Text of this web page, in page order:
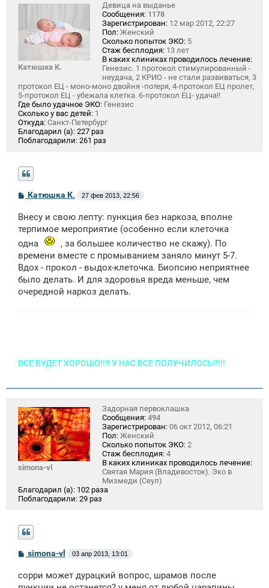
Катюшка К.
Девица на выданье
Сообщения: 1178
Зарегистрирован: 12 мар 2012, 22:27
Пол: Женский
Сколько попыток ЭКО: 5
Стаж бесплодия: 13 лет
В каких клиниках проводилось лечение:
Генезис. 1 протокол стимулированный -
неудача, 2 КРИО - не стали развиваться, 3
протокол ЕЦ - моно-моно двойня -потеря, 4-протокол ЕЦ пролет,
5-протокол ЕЦ - убежала клетка. 6-протокол ЕЦ- удача!!
Где было удачное ЭКО: Генезис
Сколько у вас детей: 1
Откуда: Санкт-Петербург
Благодарил (а): 227 раз
Поблагодарили: 261 раз
С
б
щ
е
н
и
е
Катюшка К. 27 фев 2013, 22:56
Внесу и свою лепту: пункция без наркоза, вполне
терпимое мероприятие (особенно если клеточка
одна
, за большее количество не скажу). По
времени вместе с промыванием заняло минут 5-7.
Вдох - прокол - выдох-клеточка. Биопсию неприятнее
было делать. И для здоровья вреда меньше, чем
очередной наркоз делать.
ВСЕ БУДЕТ ХОРОШО!!!! У НАС ВСЕ ПОЛУЧИЛОСЬ!!!!!
simona-vl
Задорная первоклашка
Сообщения: 494
Зарегистрирован: 06 окт 2012, 06:21
Пол: Женский
Сколько попыток ЭКО: 2
Стаж бесплодия: 4
В каких клиниках проводилось лечение:
Святая Мария (Владивосток). Эко в
Мизмеди (Сеул)
Благодарил (а): 102 раза
Поблагодарили: 29 раз
С
б
щ
simona-vl 03 апр 2013, 13:01
сорри может дурацкий вопрос, шрамов после